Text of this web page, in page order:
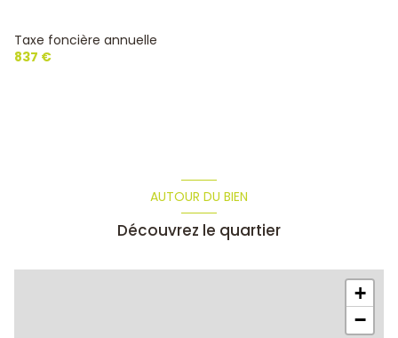
Taxe foncière annuelle
837 €
AUTOUR DU BIEN
Découvrez le quartier
+
−